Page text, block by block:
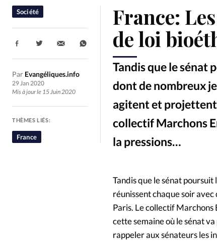
RUBRIQUES
Toute l'actualité Bible
Economie
Eglises
Liberté religieuse
Mission
People
Politique
France:
de loi
Tandis que le sénat
dont de nombreux
agitent et projettent
collectif Marchons
la pressions…
Société
Par Evangéliques.info
29 Jan 2020
Mis à jour le 15 Juin 2020
Partager:
THÈMES LIÉS:
France
Tandis que le sénat
réunissent chaque soir
Paris. Le collectif
cette semaine où le sénat
rappeler aux sénateurs les